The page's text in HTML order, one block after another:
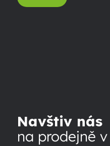
Navštiv nás
na prodejně v